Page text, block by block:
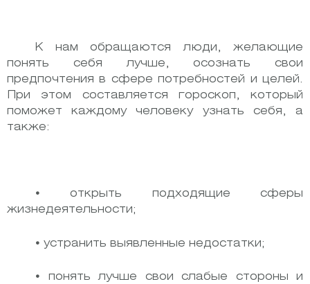
К нам обращаются люди, желающие
понять себя лучше, осознать свои
предпочтения в сфере потребностей и целей.
При этом составляется гороскоп, который
поможет каждому человеку узнать себя, а
также:
• открыть подходящие сферы
жизнедеятельности;
• устранить выявленные недостатки;
• понять лучше свои слабые стороны и